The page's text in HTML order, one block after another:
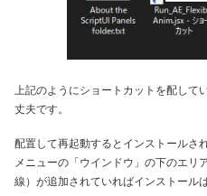
上記のようにショートカットを配して
丈夫です。
配置して再起動するとインストールされ
メニューの「ウインドウ」の下のエリ
線）が追加されていればインストール